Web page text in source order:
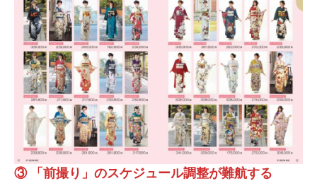
③ 「前撮り」のスケジュール調整が難航する